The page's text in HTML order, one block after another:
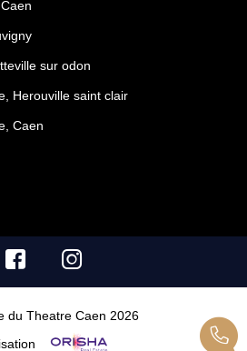
sur odon
Herouville saint clair
Caen
du Theatre Caen 2026